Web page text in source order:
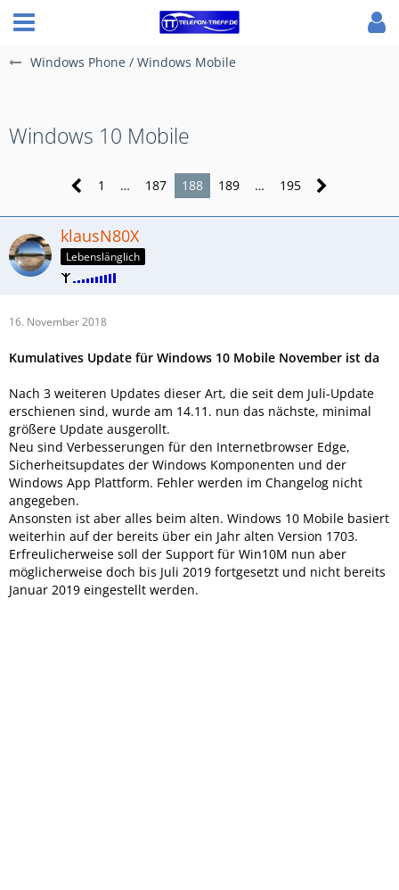
Windows Phone / Windows Mobile
Windows 10 Mobile
1 … 187 188 189 … 195
klausN80X
Lebenslänglich
16. November 2018
Kumulatives Update für Windows 10 Mobile November ist da
Nach 3 weiteren Updates dieser Art, die seit dem Juli-Update
erschienen sind, wurde am 14.11. nun das nächste, minimal
größere Update ausgerollt.
Neu sind Verbesserungen für den Internetbrowser Edge,
Sicherheitsupdates der Windows Komponenten und der
Windows App Plattform. Fehler werden im Changelog nicht
angegeben.
Ansonsten ist aber alles beim alten. Windows 10 Mobile basiert
weiterhin auf der bereits über ein Jahr alten Version 1703.
Erfreulicherweise soll der Support für Win10M nun aber
möglicherweise doch bis Juli 2019 fortgesetzt und nicht bereits
Januar 2019 eingestellt werden.